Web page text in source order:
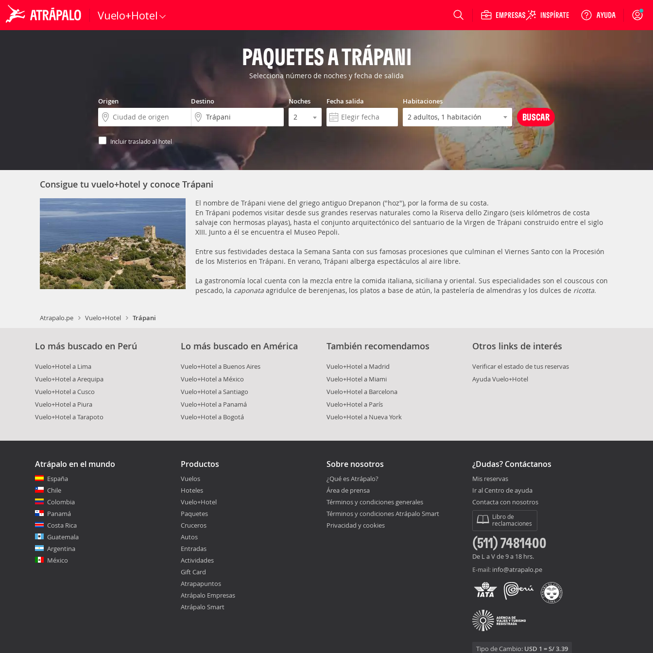
Vuelo+Hotel Login
PAQUETES A TRÁPANI
Selecciona número de noches y fecha de salida
Origen Destino Noches Fecha salida Habitaciones
Incluir traslado al hotel
Consigue tu vuelo+hotel y conoce Trápani
El nombre de Trápani viene del griego antiguo Drepanon ("hoz"), por la forma de su costa.
En Trápani podemos visitar desde sus grandes reservas naturales como la Riserva dello Zingaro (seis kilómetros de costa
salvaje con hermosas playas), hasta el conjunto arquitectónico del santuario de la Virgen de Trápani construido entre el siglo
XIII. Junto a él se encuentra el Museo Pepoli.
Entre sus festividades destaca la Semana Santa con sus famosas procesiones que culminan el Viernes Santo con la Procesión
de los Misterios en Trápani. En verano, Trápani alberga espectáculos al aire libre.
La gastronomía local cuenta con la mezcla entre la comida italiana, siciliana y oriental. Sus especialidades son el couscous con
pescado, la caponata agridulce de berenjenas, los platos a base de atún, la pastelería de almendras y los dulces de ricotta.
Atrapalo.pe Vuelo+Hotel Trápani
Lo más buscado en Perú
Vuelo+Hotel a Lima
Vuelo+Hotel a Arequipa
Vuelo+Hotel a Cusco
Vuelo+Hotel a Piura
Vuelo+Hotel a Tarapoto
Lo más buscado en América
Vuelo+Hotel a Buenos Aires
Vuelo+Hotel a México
Vuelo+Hotel a Santiago
Vuelo+Hotel a Panamá
Vuelo+Hotel a Bogotá
También recomendamos
Vuelo+Hotel a Madrid
Vuelo+Hotel a Miami
Vuelo+Hotel a Barcelona
Vuelo+Hotel a París
Vuelo+Hotel a Nueva York
Otros links de interés
Verificar el estado de tus reservas
Ayuda Vuelo+Hotel
Atrápalo en el mundo
España
Chile
Colombia
Panamá
Costa Rica
Guatemala
Argentina
México
Productos
Vuelos
Hoteles
Vuelo+Hotel
Paquetes
Cruceros
Autos
Entradas
Actividades
Gift Card
Atrapapuntos
Atrápalo Empresas
Atrápalo Smart
Sobre nosotros
¿Qué es Atrápalo?
Área de prensa
Términos y condiciones generales
Términos y condiciones Atrápalo Smart
Privacidad y cookies
¿Dudas? Contáctanos
Mis reservas
Ir al Centro de ayuda
Contacta con nosotros
Libro de
reclamaciones
(511) 7481400
De L a V de 9 a 18 hrs.
E-mail: info@atrapalo.pe
Tipo de Cambio: USD 1 = S/ 3.39